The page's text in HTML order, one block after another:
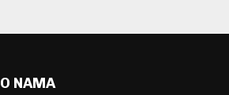
O NAMA